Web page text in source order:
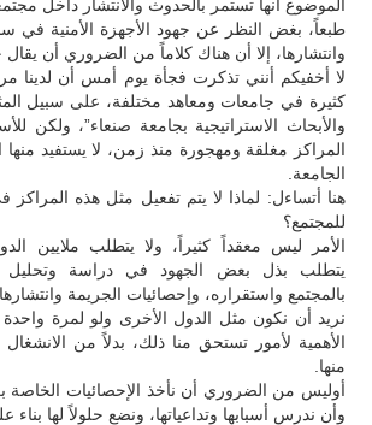
الموضوع أنها تستمر بالحدوث والانتشار داخل
طبعاً، بغض النظر عن جهود الأجهزة الأمنية في
وانتشارها، إلا أن هناك كلاماً من الضروري أن
لا أخفيكم أنني تذكرت فجأة يوم أمس أن لدينا
كثيرة في جامعات ومعاهد مختلفة، على سبيل
والأبحاث الاستراتيجية بجامعة صنعاء”، ولكن
المراكز مغلقة ومهجورة منذ زمن، لا يستفيد منها
الجامعة.
هنا أتساءل: لماذا لا يتم تفعيل مثل هذه المراكز
للمجتمع؟
الأمر ليس معقداً كثيراً، ولا يتطلب ملايين
يتطلب بذل بعض الجهود في دراسة وتحليل
بالمجتمع واستقراره، وإحصائيات الجريمة وانتشارها.
نريد أن نكون مثل الدول الأخرى ولو لمرة
الأهمية لأمور تستحق منا ذلك، بدلاً من الانشغال
منها.
أوليس من الضروري أن نأخذ الإحصائيات الخاصة
وأن ندرس أسبابها وتداعياتها، ونضع حلولاً لها بناء